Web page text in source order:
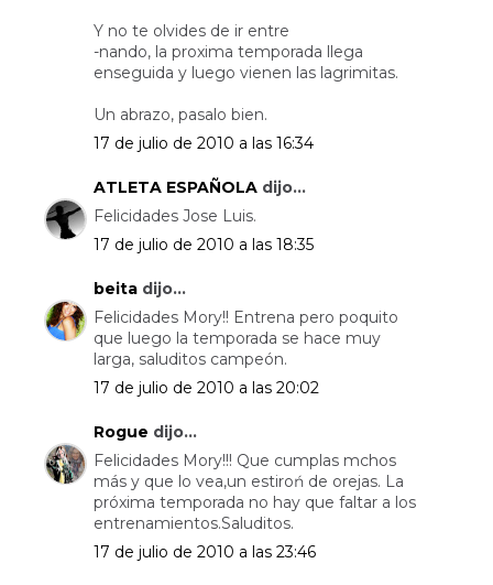
Y no te olvides de ir entre
-nando, la proxima temporada llega
enseguida y luego vienen las lagrimitas.
Un abrazo, pasalo bien.
17 de julio de 2010 a las 16:34
ATLETA ESPAÑOLA dijo...
Felicidades Jose Luis.
17 de julio de 2010 a las 18:35
beita dijo...
Felicidades Mory!! Entrena pero poquito
que luego la temporada se hace muy
larga, saluditos campeón.
17 de julio de 2010 a las 20:02
Rogue dijo...
Felicidades Mory!!! Que cumplas mchos
más y que lo vea,un estiroń de orejas. La
próxima temporada no hay que faltar a los
entrenamientos.Saluditos.
17 de julio de 2010 a las 23:46